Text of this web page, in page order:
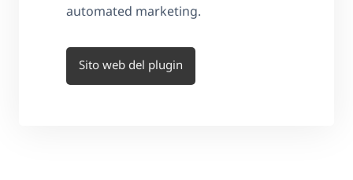
automated marketing.
Sito web del plugin